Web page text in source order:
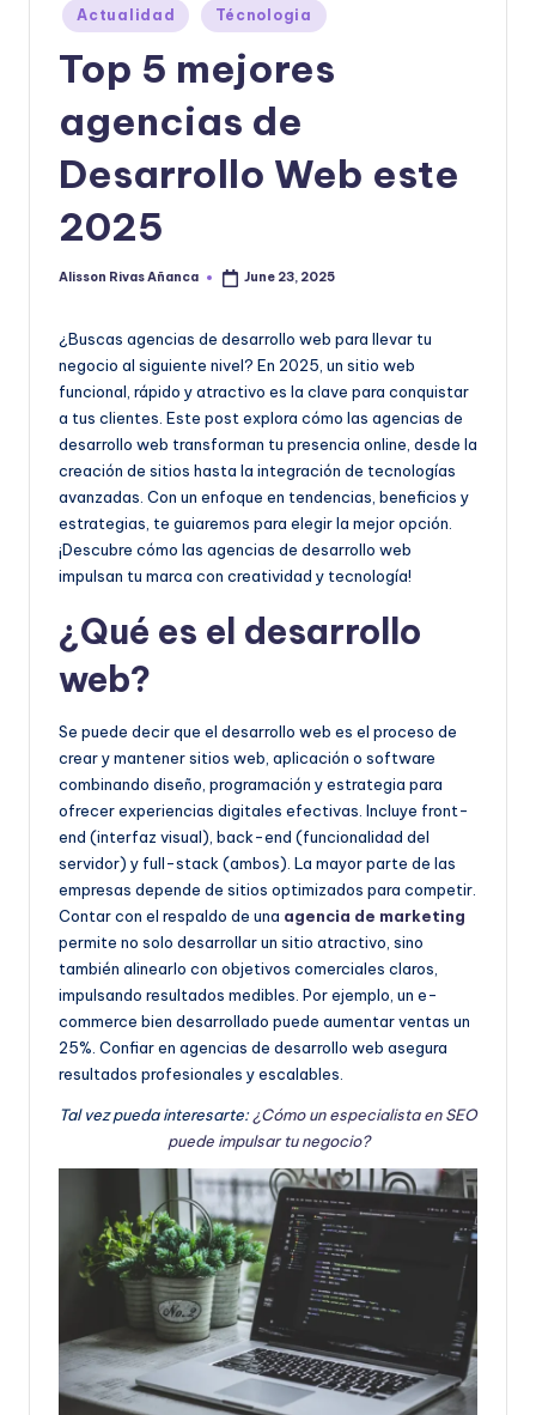
o
D
is
Posted
in
Actualidad Técnologia
Top 5 mejores
agencias de
Desarrollo Web este
2025
Posted
Alisson Rivas Añanca June 23, 2025
¿Buscas agencias de desarrollo web para llevar tu
negocio al siguiente nivel? En 2025, un sitio web
funcional, rápido y atractivo es la clave para conquistar
a tus clientes. Este post explora cómo las agencias de
desarrollo web transforman tu presencia online, desde la
creación de sitios hasta la integración de tecnologías
avanzadas. Con un enfoque en tendencias, beneficios y
estrategias, te guiaremos para elegir la mejor opción.
¡Descubre cómo las agencias de desarrollo web
impulsan tu marca con creatividad y tecnología!
¿Qué es el desarrollo
web?
Se puede decir que el desarrollo web es el proceso de
crear y mantener sitios web, aplicación o software
combinando diseño, programación y estrategia para
ofrecer experiencias digitales efectivas. Incluye front-
end (interfaz visual), back-end (funcionalidad del
servidor) y full-stack (ambos). La mayor parte de las
empresas depende de sitios optimizados para competir.
Contar con el respaldo de una agencia de marketing
permite no solo desarrollar un sitio atractivo, sino
también alinearlo con objetivos comerciales claros,
impulsando resultados medibles. Por ejemplo, un e-
commerce bien desarrollado puede aumentar ventas un
25%. Confiar en agencias de desarrollo web asegura
resultados profesionales y escalables.
Tal vez pueda interesarte:¿Cómo un especialista en SEO
puede impulsar tu negocio?